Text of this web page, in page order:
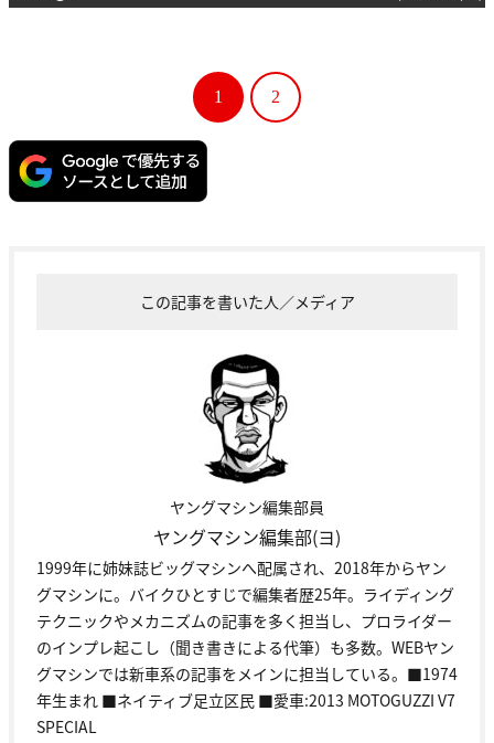
1 2
この記事を書いた人／メディア
ヤングマシン編集部員
ヤングマシン編集部(ヨ)
1999年に姉妹誌ビッグマシンへ配属され、2018年からヤン
グマシンに。バイクひとすじで編集者歴25年。ライディング
テクニックやメカニズムの記事を多く担当し、プロライダー
のインプレ起こし（聞き書きによる代筆）も多数。WEBヤン
グマシンでは新車系の記事をメインに担当している。■1974
年生まれ ■ネイティブ足立区民 ■愛車:2013 MOTOGUZZI V7
SPECIAL